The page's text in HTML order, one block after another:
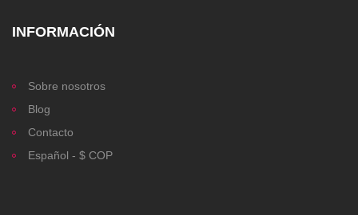
INFORMACIÓN
Sobre nosotros
Blog
Contacto
Español - $ COP